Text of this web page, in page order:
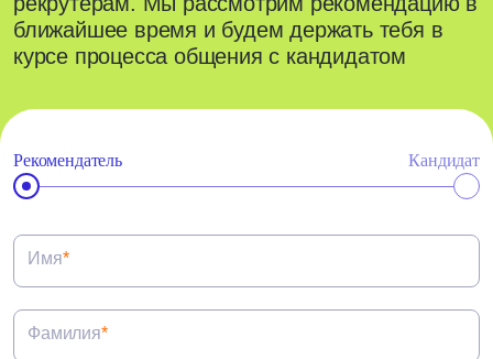
ближайшее время и будем держать тебя в
курсе процесса общения с кандидатом
Рекомендатель Кандидат
Имя*
Фамилия*